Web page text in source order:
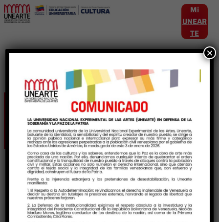
Mi
UNEAR
TE
Etiqueta:Multidisciplina
×